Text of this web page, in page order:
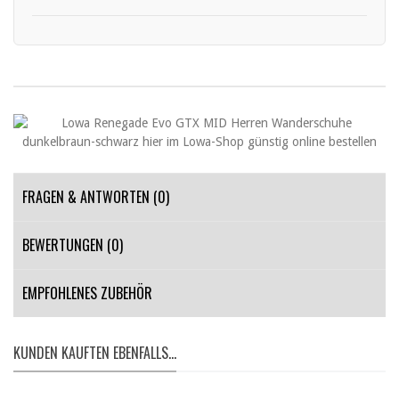
FRAGEN & ANTWORTEN (0)
BEWERTUNGEN (0)
EMPFOHLENES ZUBEHÖR
KUNDEN KAUFTEN EBENFALLS...